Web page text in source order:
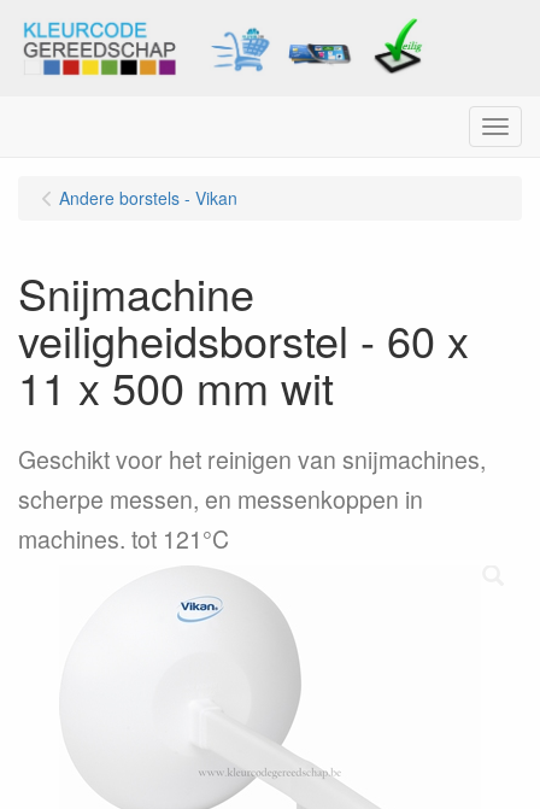
Menu
Andere borstels - Vikan
Snijmachine
veiligheidsborstel - 60 x
11 x 500 mm wit
Geschikt voor het reinigen van snijmachines,
scherpe messen, en messenkoppen in
machines. tot 121°C